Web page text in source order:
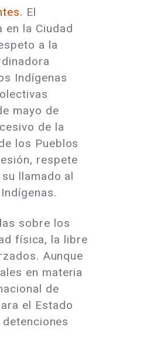
El
en la Ciudad
a la
Indígenas
mayo de
de la
los Pueblos
respete
llamado al
sobre los
física, la libre
Aunque
en materia
de
el Estado